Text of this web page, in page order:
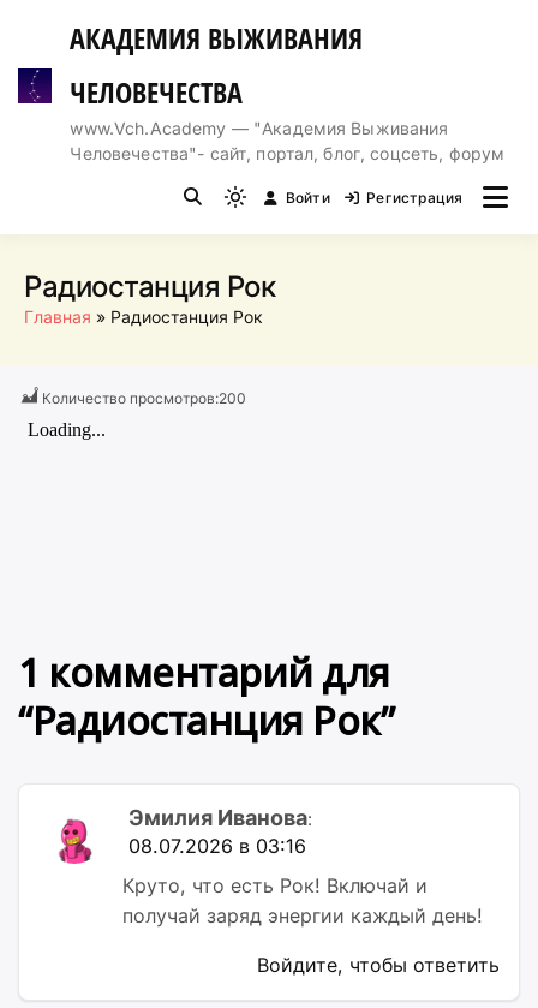
содержимому
АКАДЕМИЯ ВЫЖИВАНИЯ
ЧЕЛОВЕЧЕСТВА
www.Vch.Academy — "Академия Выживания
Человечества"- сайт, портал, блог, соцсеть, форум
Light
mode
(click
to
switch
dark)
Войти Регистрация
Радиостанция Рок
Главная Радиостанция Рок
Количество просмотров:200
1 комментарий для
“Радиостанция Рок”
Эмилия Иванова:
08.07.2026 в 03:16
Круто, что есть Рок! Включай и
получай заряд энергии каждый день!
Войдите, чтобы ответить